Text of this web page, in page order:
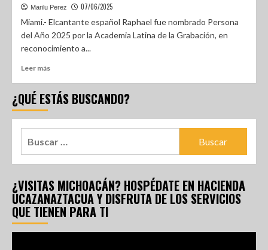
Marilu Perez 07/06/2025
Miami.- Elcantante español Raphael fue nombrado Persona
del Año 2025 por la Academia Latina de la Grabación, en
reconocimiento a...
Leer más
¿QUÉ ESTÁS BUSCANDO?
¿VISITAS MICHOACÁN? HOSPÉDATE EN HACIENDA
UCAZANAZTACUA Y DISFRUTA DE LOS SERVICIOS
QUE TIENEN PARA TI